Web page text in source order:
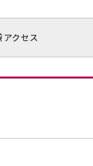
くない
アクセス